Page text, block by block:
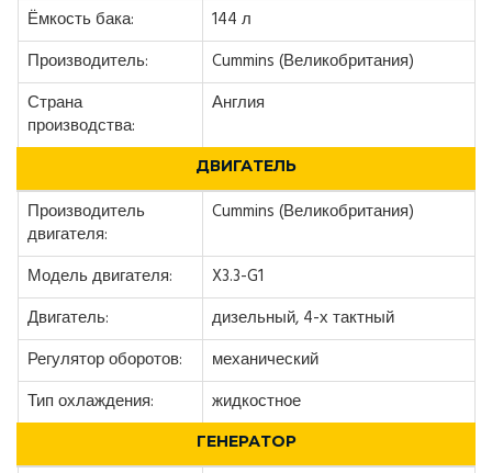
Ёмкость бака:
144 л
Производитель:
Cummins (Великобритания)
Страна
производства:
Англия
ДВИГАТЕЛЬ
Производитель
двигателя:
Cummins (Великобритания)
Модель двигателя:
X3.3-G1
Двигатель:
дизельный, 4-х тактный
Регулятор оборотов:
механический
Тип охлаждения:
жидкостное
ГЕНЕРАТОР